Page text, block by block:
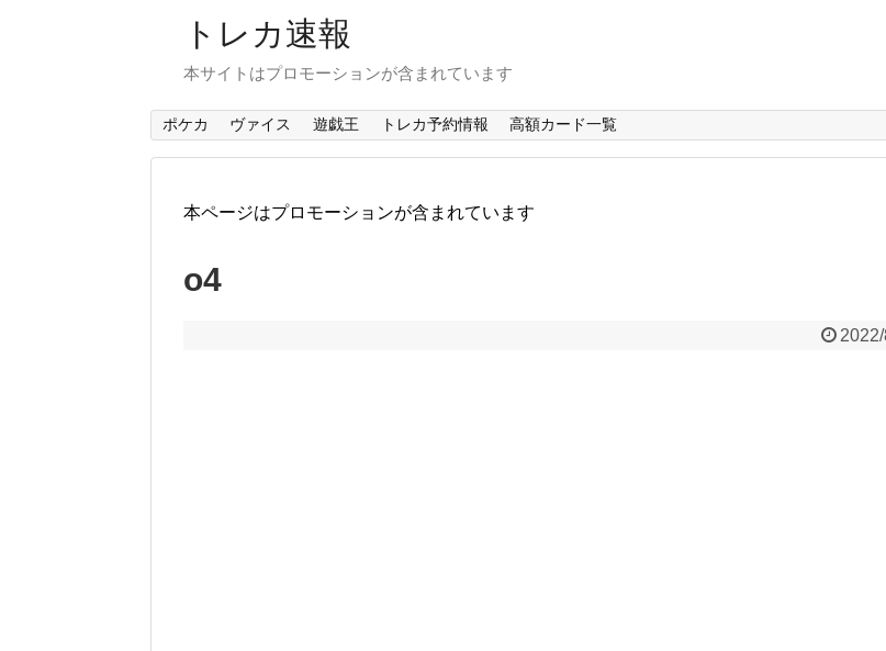
トレカ速報
本サイトはプロモーションが含まれています
ポケカ ヴァイス 遊戯王 トレカ予約情報 高額カード一覧
本ページはプロモーションが含まれています
o4